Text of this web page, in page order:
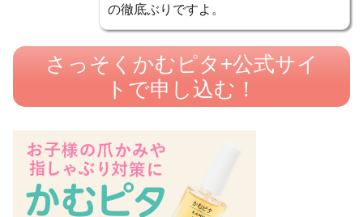
の徹底ぶりですよ。
さっそくかむピタ+公式サイ
トで申し込む！